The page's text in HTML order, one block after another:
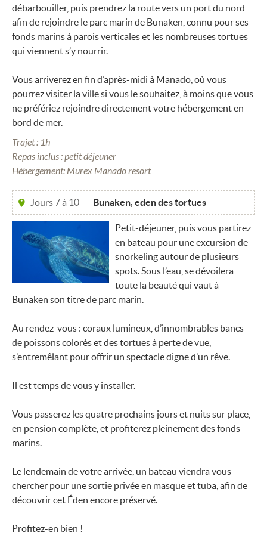
débarbouiller, puis prendrez la route vers un port du nord
afin de rejoindre le parc marin de Bunaken, connu pour ses
fonds marins à parois verticales et les nombreuses tortues
qui viennent s’y nourrir.
Vous arriverez en fin d’après-midi à Manado, où vous
pourrez visiter la ville si vous le souhaitez, à moins que vous
ne préfériez rejoindre directement votre hébergement en
bord de mer.
Trajet : 1h
Repas inclus : petit déjeuner
Hébergement: Murex Manado resort
Jours 7 à 10 Bunaken, eden des tortues
Petit-déjeuner, puis vous partirez
en bateau pour une excursion de
snorkeling autour de plusieurs
spots. Sous l’eau, se dévoilera
toute la beauté qui vaut à
Bunaken son titre de parc marin.
Au rendez-vous : coraux lumineux, d’innombrables bancs
de poissons colorés et des tortues à perte de vue,
s’entremêlant pour offrir un spectacle digne d’un rêve.
Il est temps de vous y installer.
Vous passerez les quatre prochains jours et nuits sur place,
en pension complète, et profiterez pleinement des fonds
marins.
Le lendemain de votre arrivée, un bateau viendra vous
chercher pour une sortie privée en masque et tuba, afin de
découvrir cet Éden encore préservé.
Profitez-en bien !